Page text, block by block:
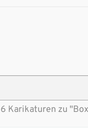
Karikaturen zu